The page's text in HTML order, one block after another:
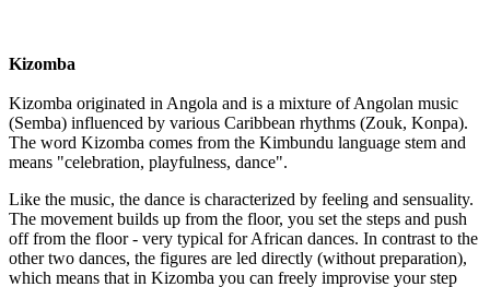
Kizomba
Kizomba originated in Angola and is a mixture of Angolan music
(Semba) influenced by various Caribbean rhythms (Zouk, Konpa).
The word Kizomba comes from the Kimbundu language stem and
means "celebration, playfulness, dance".
Like the music, the dance is characterized by feeling and sensuality.
The movement builds up from the floor, you set the steps and push
off from the floor - very typical for African dances. In contrast to the
other two dances, the figures are led directly (without preparation),
which means that in Kizomba you can freely improvise your step